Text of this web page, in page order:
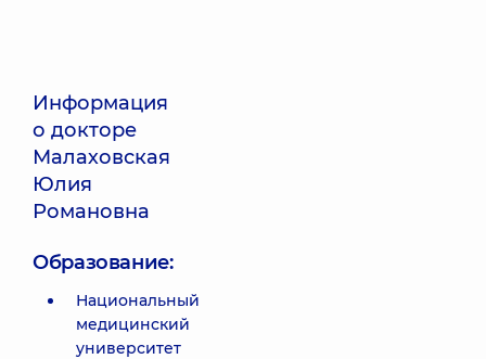
Информация
о докторе
Малаховская
Юлия
Романовна
Образование:
Национальный
медицинский
университет